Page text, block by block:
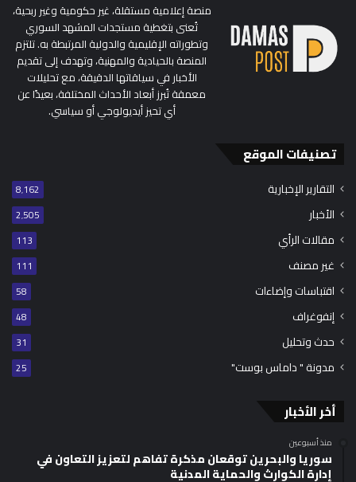
منصة إعلامية مستقلة، غير حكومية وغير ربحية،
تُعنى بتغطية مستجدات المشهد السوري
وتطوراته الإقليمية والدولية المرتبطة به. تلتزم
المنصة بالحيادية والمهنية، وتهدف إلى تقديم
الأخبار في سياقاتها الدقيقة، مع تحليلات
معمقة تُبرز أبعاد الأحداث المختلفة، بعيدًا عن
أي تحيز أيديولوجي أو سياسي.
تصنيفات الموقع
التقارير الإخبارية 8٬162
الأخبار 2٬505
مقالات الرأي 113
غير مصنف 111
اقتباسات وإضاءات 58
إنفوغراف 48
حدث وتحليل 31
مدونة " داماس بوست" 25
أخر الأخبار
منذ أسبوعين
سوريا والبحرين توقعان مذكرة تفاهم لتعزيز التعاون في
إدارة الكوارث والحماية المدنية